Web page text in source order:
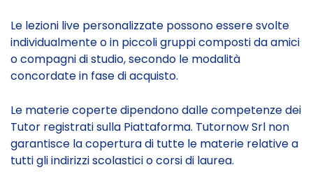
Le lezioni live personalizzate possono essere svolte
individualmente o in piccoli gruppi composti da amici
o compagni di studio, secondo le modalità
concordate in fase di acquisto.
Le materie coperte dipendono dalle competenze dei
Tutor registrati sulla Piattaforma. Tutornow Srl non
garantisce la copertura di tutte le materie relative a
tutti gli indirizzi scolastici o corsi di laurea.